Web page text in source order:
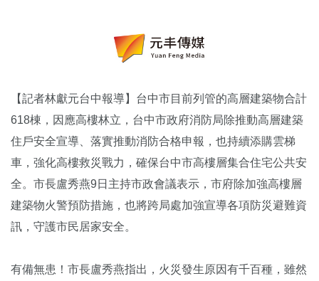
【記者林獻元台中報導】台中市目前列管的高層建築物合計
618棟，因應高樓林立，台中市政府消防局除推動高層建築
住戶安全宣導、落實推動消防合格申報，也持續添購雲梯
車，強化高樓救災戰力，確保台中市高樓層集合住宅公共安
全。市長盧秀燕9日主持市政會議表示，市府除加強高樓層
建築物火警預防措施，也將跨局處加強宣導各項防災避難資
訊，守護市民居家安全。
有備無患！市長盧秀燕指出，火災發生原因有千百種，雖然